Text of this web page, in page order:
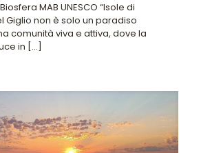
MAB UNESCO “Isole di
Giglio non è solo un paradiso
comunità viva e attiva, dove la
in […]